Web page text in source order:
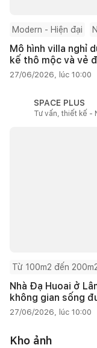
Modern - Hiện đại
Mô hình villa nghỉ
kế thô mộc và vẻ
27/06/2026, lúc 10:00
SPACE PLUS
Tư vấn, thiết kế -
Từ 100m2 đến
Nhà Đạ Huoai ở
không gian sống
27/06/2026, lúc 10:00
Kho ảnh